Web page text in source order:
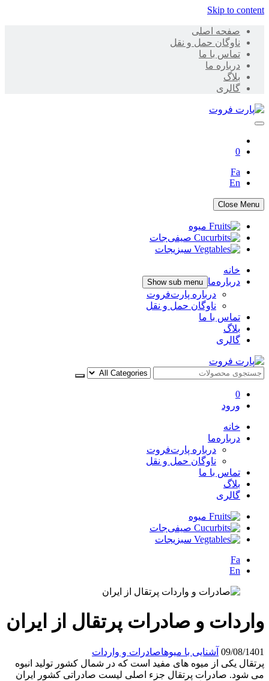
Skip to content
صفحه اصلی
ناوگان حمل و نقل
تماس با ما
درباره ما
بلاگ
گالری
0
Fa
En
Close Menu
میوه
صیفی‌جات
سبزیجات
خانه
درباره‌ما Show sub menu
درباره پارت‌فروت
ناوگان حمل و نقل
تماس با ما
بلاگ
گالری
پارت فروت
0
ورود
خانه
درباره‌ما
درباره پارت‌فروت
ناوگان حمل و نقل
تماس با ما
بلاگ
گالری
میوه
صیفی‌جات
سبزیجات
Fa
En
واردات و صادرات پرتقال از ایران
09/08/1401 آشنایی با میو‌هاصادرات و واردات
پرتقال یکی از میوه های مفید است که در شمال کشور تولید انبوه
می شود. صادرات پرتقال جزء اصلی لیست صادراتی کشور ایران